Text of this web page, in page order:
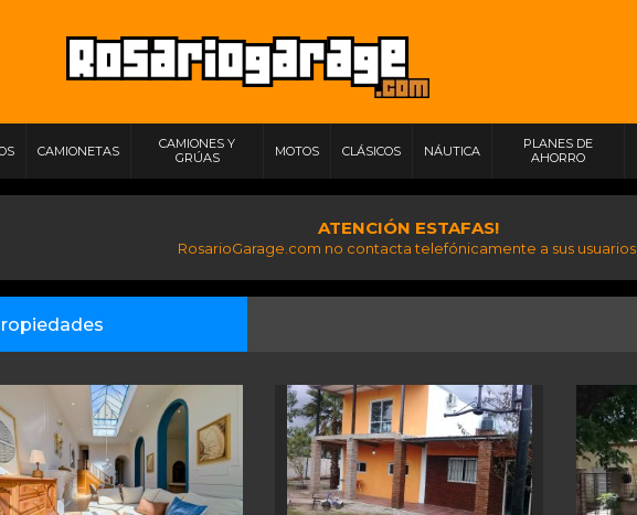
CAMIONETAS
CAMIONES Y
GRÚAS
MOTOS CLÁSICOS NÁUTICA
PLANES DE
AHORRO
ATENCIÓN ESTAFAS!
RosarioGarage.com no contacta telefónicamente a sus usuarios.